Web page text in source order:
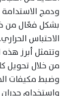
ودمج الاستدامة
بشكل فعّال من
الاحتباس الحراري.
وتتمثل أبرز
واستخدام جدران